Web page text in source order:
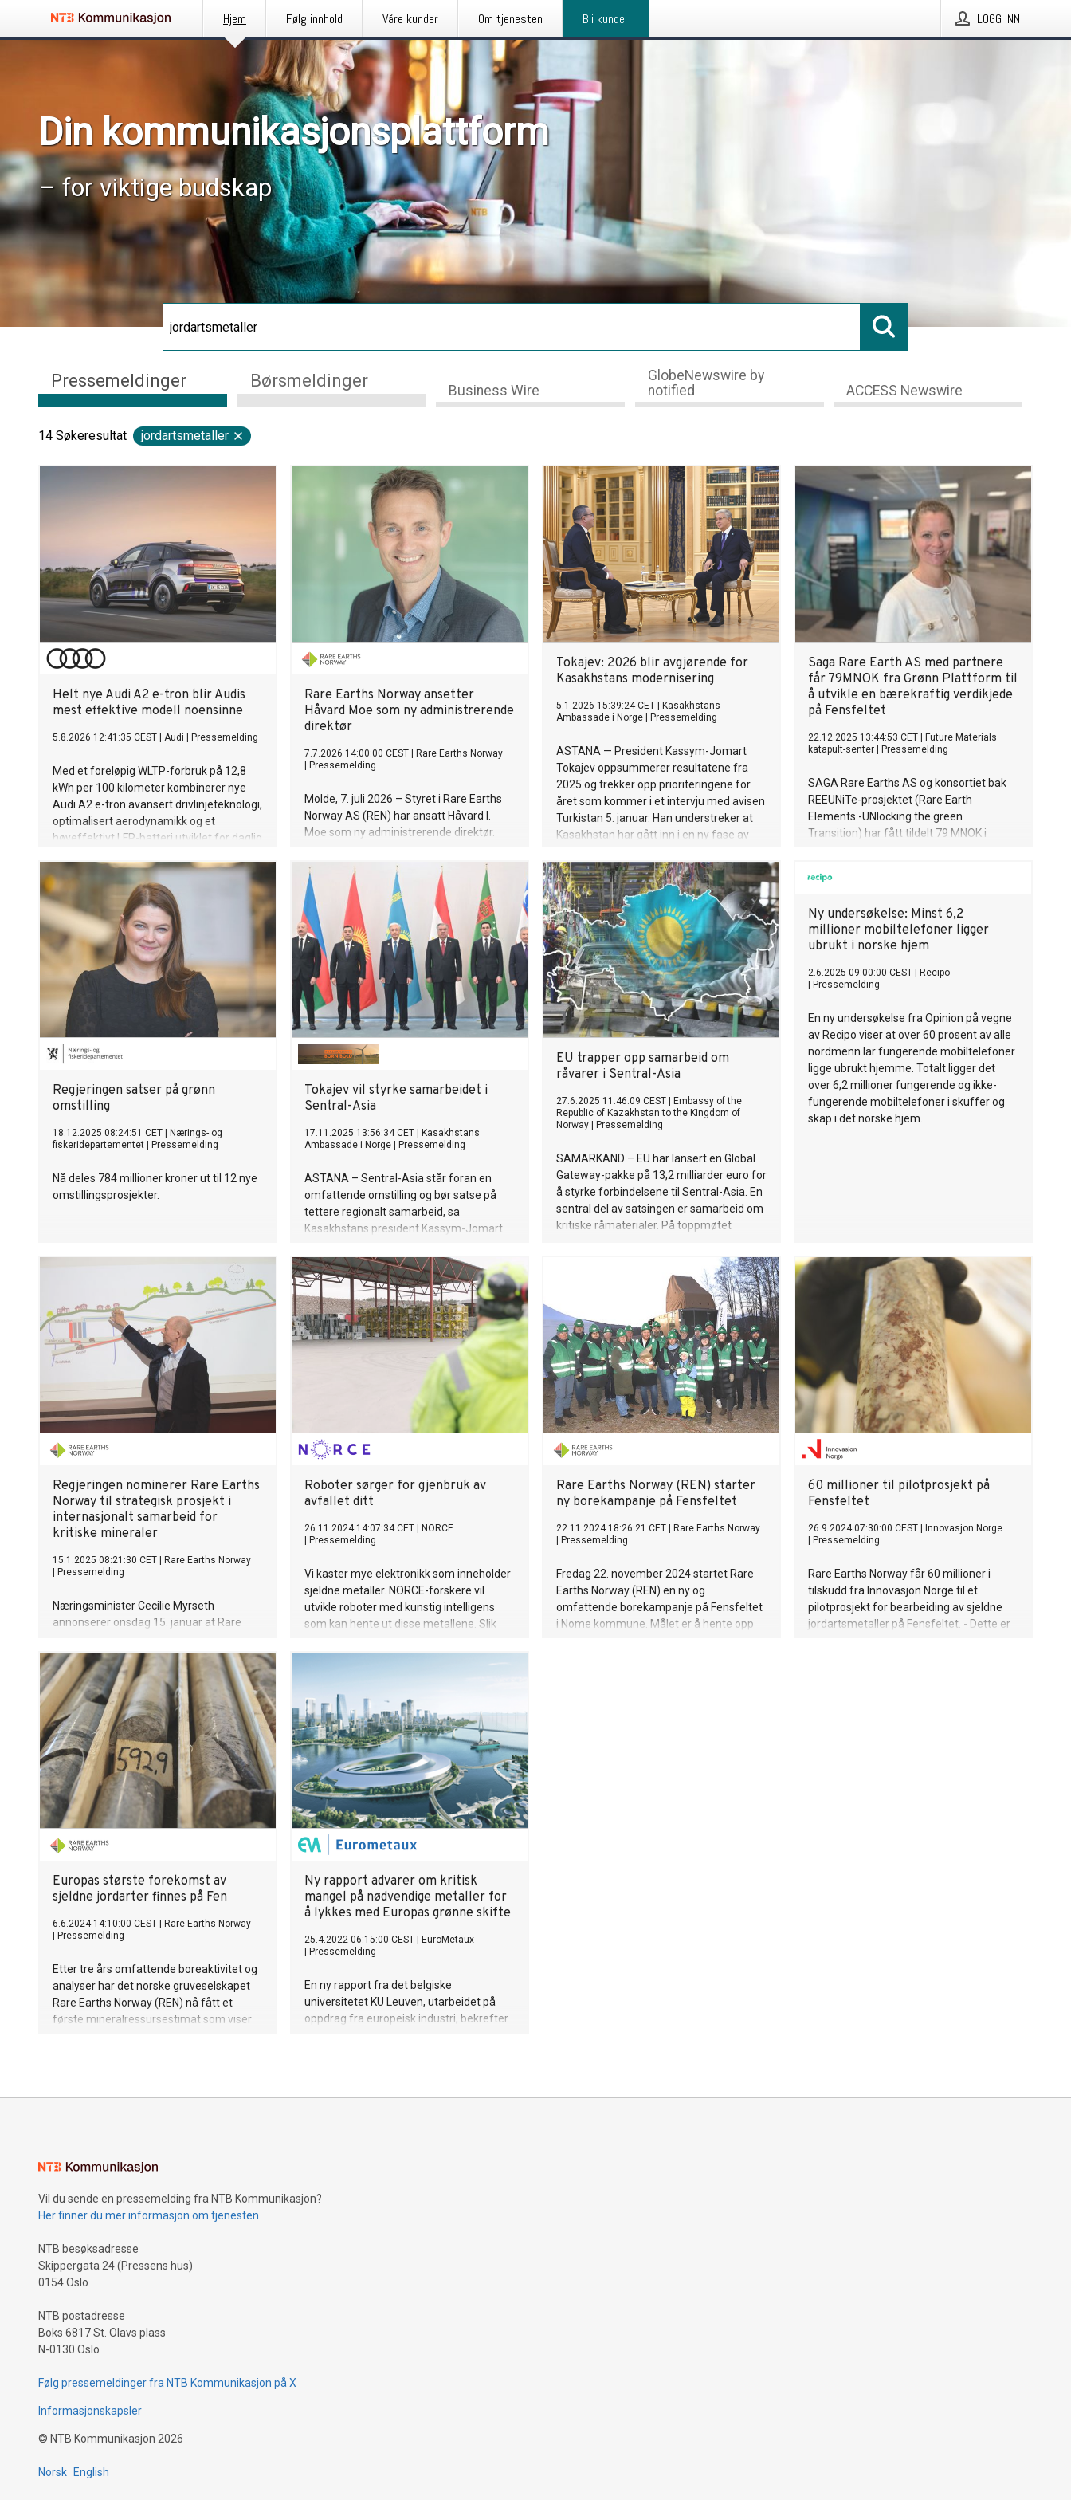
Hjem Følg innhold Våre kunder Om tjenesten Bli kunde LOGG INN
Din kommunikasjonsplattform
– for viktige budskap
Pressemeldinger Børsmeldinger Business Wire
GlobeNewswire by
notified
ACCESS Newswire
14 Søkeresultat jordartsmetaller
Helt nye Audi A2 e-tron blir Audis
mest effektive modell noensinne
5.8.2026 12:41:35 CEST Audi Pressemelding
Med et foreløpig WLTP-forbruk på 12,8
kWh per 100 kilometer kombinerer nye
Audi A2 e-tron avansert drivlinjeteknologi,
optimalisert aerodynamikk og et
høyeffektivt LFP-batteri utviklet for daglig
Rare Earths Norway ansetter
Håvard Moe som ny administrerende
direktør
7.7.2026 14:00:00 CEST
Rare Earths Norway
Pressemelding
Molde, 7. juli 2026 – Styret i Rare Earths
Norway AS (REN) har ansatt Håvard I.
Moe som ny administrerende direktør.
overtar etter Alf Reistad.
Tokajev: 2026 blir avgjørende for
Kasakhstans modernisering
5.1.2026 15:39:24 CET
Kasakhstans
Ambassade i Norge
Pressemelding
ASTANA — President Kassym-Jomart
Tokajev oppsummerer resultatene fra
2025 og trekker opp prioriteringene for
året som kommer i et intervju med avisen
Turkistan 5. januar. Han understreker at
Kasakhstan har gått inn i en ny fase av
reformer, økonomisk robusthet og en
kraftig satsing på digital omstilling.
President Kassym-Jomart Tokajev
redegjør for reformagendaen i et intervju
med avisen Turkistan.
Saga Rare Earth AS med partnere
får 79MNOK fra Grønn Plattform til
å utvikle en bærekraftig verdikjede
på Fensfeltet
22.12.2025 13:44:53 CET
Future Materials
katapult-senter
Pressemelding
SAGA Rare Earths AS og konsortiet bak
REEUNiTe-prosjektet (Rare Earth
Elements -UNlocking the green
Transition) har fått tildelt 79 MNOK i
teknologisk ledende verdikjede for
jordartsmetaller (REE) og thorium fra
Fensfeltet i Telemark. Tildelingen
markerer et viktig steg for norsk og
europeisk grønn omstilling og prosjektet
har et totalt budsjett på hele 139MNOK.
Regjeringen satser på grønn
omstilling
18.12.2025 08:24:51 CET
Nærings- og
fiskeridepartementet
Pressemelding
Nå deles 784 millioner kroner ut til 12 nye
omstillingsprosjekter.
Tokajev vil styrke samarbeidet i
Sentral-Asia
17.11.2025 13:56:34 CET
Kasakhstans
Ambassade i Norge
Pressemelding
ASTANA – Sentral-Asia står foran en
omfattende omstilling og bør satse på
tettere regionalt samarbeid, sa
Kasakhstans president Kassym-Jomart
toppmøtet i Tashkent 16. november.
EU trapper opp samarbeid om
råvarer i Sentral-Asia
27.6.2025 11:46:09 CEST
Embassy of the
Republic of Kazakhstan to the Kingdom of
Norway
Pressemelding
SAMARKAND – EU har lansert en Global
Gateway-pakke på 13,2 milliarder euro for
å styrke forbindelsene til Sentral-Asia. En
sentral del av satsingen er samarbeid om
kritiske råmaterialer. På toppmøtet
april ble det kunngjort at 2,5 milliarder
euro skal gå til nye gruve- og
prosesseringsprosjekter i blant annet
Kasakhstan og Usbekistan. Tiltaket
kommer i lys av EUs avhengighet av Kina
for tunge sjeldne jordarter. EU importerer i
dag 100 prosent av disse materialene fra
Kina. ESG gir EU et konkurransefortrinn i
Sentral-Asia På papiret er EU sent ute.
Ifølge Roman Vakulchuk leder kinesiske
selskaper allerede 25 prosjekter for
kritiske råmaterialer i Sentral-Asia og
importerer rundt 70 prosent av regionens
produksjon av malm, slagg og aske.
Likevel har europeiske aktører et klart
omdømmefortrinn. Lokale
næringslivsledere omtaler ofte
samarbeid med europeiske partnere som
krav til miljø, sosiale forhold og sel
Ny undersøkelse: Minst 6,2
millioner mobiltelefoner ligger
ubrukt i norske hjem
2.6.2025 09:00:00 CEST
Recipo
Pressemelding
En ny undersøkelse fra Opinion på vegne
av Recipo viser at over 60 prosent av alle
nordmenn lar fungerende mobiltelefoner
ligge ubrukt hjemme. Totalt ligger det
over 6,2 millioner fungerende og ikke-
fungerende mobiltelefoner i skuffer og
skap i det norske hjem.
Regjeringen nominerer Rare Earths
Norway til strategisk prosjekt i
internasjonalt samarbeid for
kritiske mineraler
15.1.2025 08:21:30 CET
Rare Earths Norway
Pressemelding
Næringsminister Cecilie Myrseth
annonserer onsdag 15. januar at Rare
strategisk prosjekt under Minerals
Security Partnership (MSP).
Roboter sørger for gjenbruk av
avfallet ditt
26.11.2024 14:07:34 CET
NORCE
Pressemelding
Vi kaster mye elektronikk som inneholder
sjeldne metaller. NORCE-forskere vil
utvikle roboter med kunstig intelligens
som kan hente ut disse metallene. Slik
Rare Earths Norway (REN) starter
ny borekampanje på Fensfeltet
22.11.2024 18:26:21 CET
Rare Earths Norway
Pressemelding
Fredag 22. november 2024 startet Rare
Earths Norway (REN) en ny og
omfattende borekampanje på Fensfeltet
i Nome kommune. Målet er å hente opp
60 millioner til pilotprosjekt på
Fensfeltet
26.9.2024 07:30:00 CEST
Innovasjon Norge
Pressemelding
Rare Earths Norway får 60 millioner i
tilskudd fra Innovasjon Norge til et
pilotprosjekt for bearbeiding av sjeldne
jordartsmetaller på Fensfeltet. - Dette er
Europas største forekomst av
sjeldne jordarter finnes på Fen
6.6.2024 14:10:00 CEST
Rare Earths Norway
Pressemelding
Etter tre års omfattende boreaktivitet og
analyser har det norske gruveselskapet
Rare Earths Norway (REN) nå fått et
første mineralressursestimat som viser
Ny rapport advarer om kritisk
mangel på nødvendige metaller for
å lykkes med Europas grønne skifte
25.4.2022 06:15:00 CEST
EuroMetaux
Pressemelding
En ny rapport fra det belgiske
universitetet KU Leuven, utarbeidet på
oppdrag fra europeisk industri, bekrefter
anslår at Europa vil trenge rundt 35
tilrettelegging for økt egenproduksjon av
Vil du sende en pressemelding fra NTB Kommunikasjon?
Her finner du mer informasjon om tjenesten
NTB besøksadresse
Skippergata 24 (Pressens hus)
0154 Oslo
NTB postadresse
Boks 6817 St. Olavs plass
N-0130 Oslo
Følg pressemeldinger fra NTB Kommunikasjon på X
Informasjonskapsler
© NTB Kommunikasjon 2026
Norsk English